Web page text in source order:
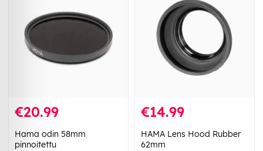
€20.99
Hama odin 58mm
pinnoitettu
€14.99
HAMA Lens Hood Rubber
62mm